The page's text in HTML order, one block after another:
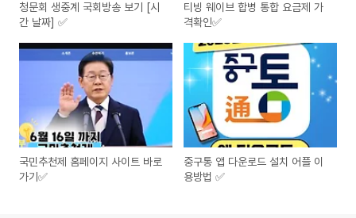
청문회 생중계 국회방송 보기 [시
간 날짜] ✅
티빙 웨이브 합병 통합 요금제 가
격확인✅
국민추천제 홈페이지 사이트 바로
가기✅
중구통 앱 다운로드 설치 어플 이
용방법 ✅